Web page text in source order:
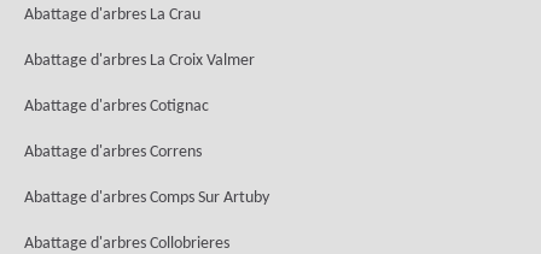
Abattage d'arbres La Crau
Abattage d'arbres La Croix Valmer
Abattage d'arbres Cotignac
Abattage d'arbres Correns
Abattage d'arbres Comps Sur Artuby
Abattage d'arbres Collobrieres